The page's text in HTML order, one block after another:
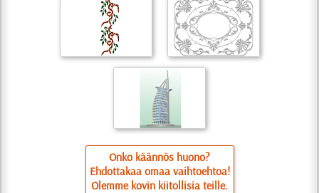
Onko käännös huono?
Ehdottakaa omaa vaihtoehtoa!
Olemme kovin kiitollisia teille.